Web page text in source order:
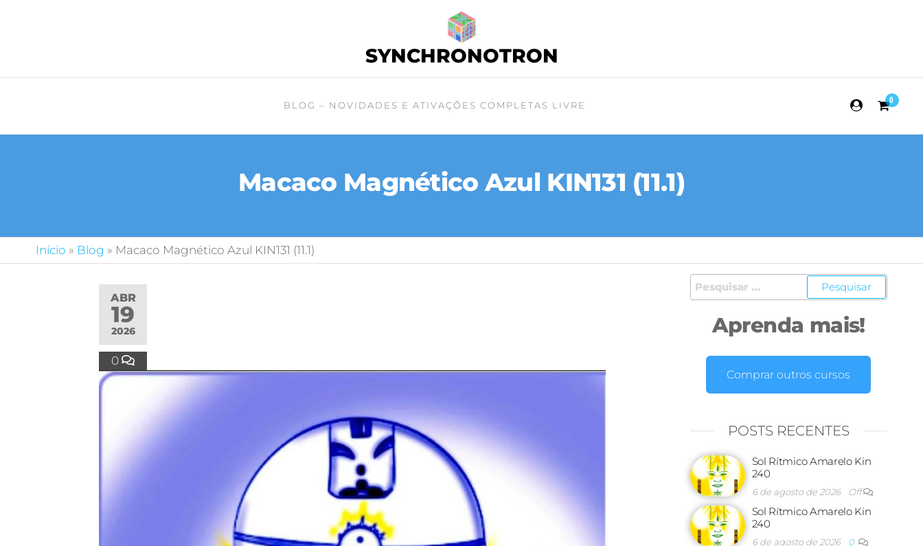
SYNCHRONOTRON
0
BLOG – NOVIDADES E ATIVAÇÕES COMPLETAS LIVRE
Macaco Magnético Azul KIN131 (11.1)
Início » Blog » Macaco Magnético Azul KIN131 (11.1)
ABR
19
2026
0
Aprenda mais!
Comprar outros cursos
POSTS RECENTES
Sol Rítmico Amarelo Kin
240
6 de agosto de 2026 Off
Sol Rítmico Amarelo Kin
240
6 de agosto de 2026 0